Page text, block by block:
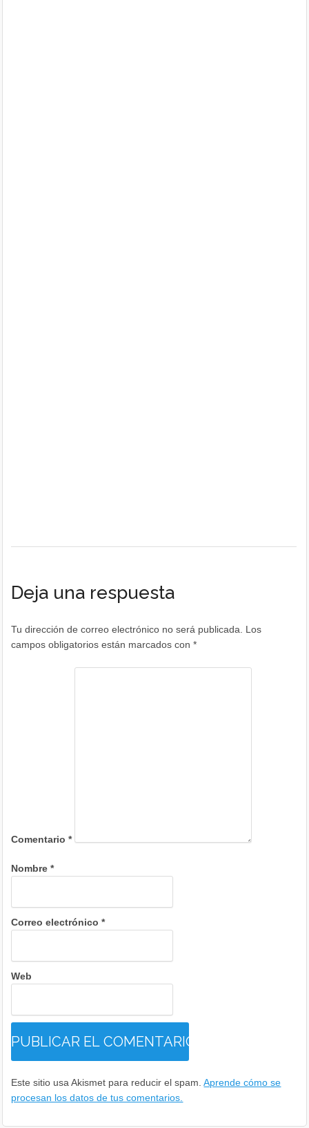
Deja una respuesta
Tu dirección de correo electrónico no será publicada.
Los
campos obligatorios están marcados con*
Comentario*
Nombre*
Correo electrónico*
Web
Este sitio usa Akismet para reducir el spam.Aprende cómo se
procesan los datos de tus comentarios.